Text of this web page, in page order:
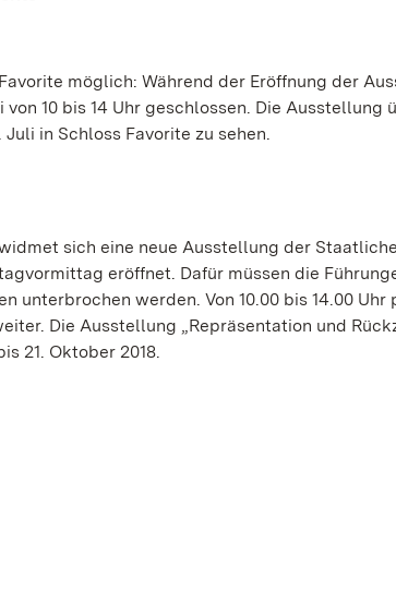
möglich: Während der Eröffnung der
10 bis 14 Uhr geschlossen. Die Ausstellung
in Schloss Favorite zu sehen.
sich eine neue Ausstellung der
eröffnet. Dafür müssen die
werden. Von 10.00 bis 14.00 Uhr
Die Ausstellung „Repräsentation und
21. Oktober 2018.